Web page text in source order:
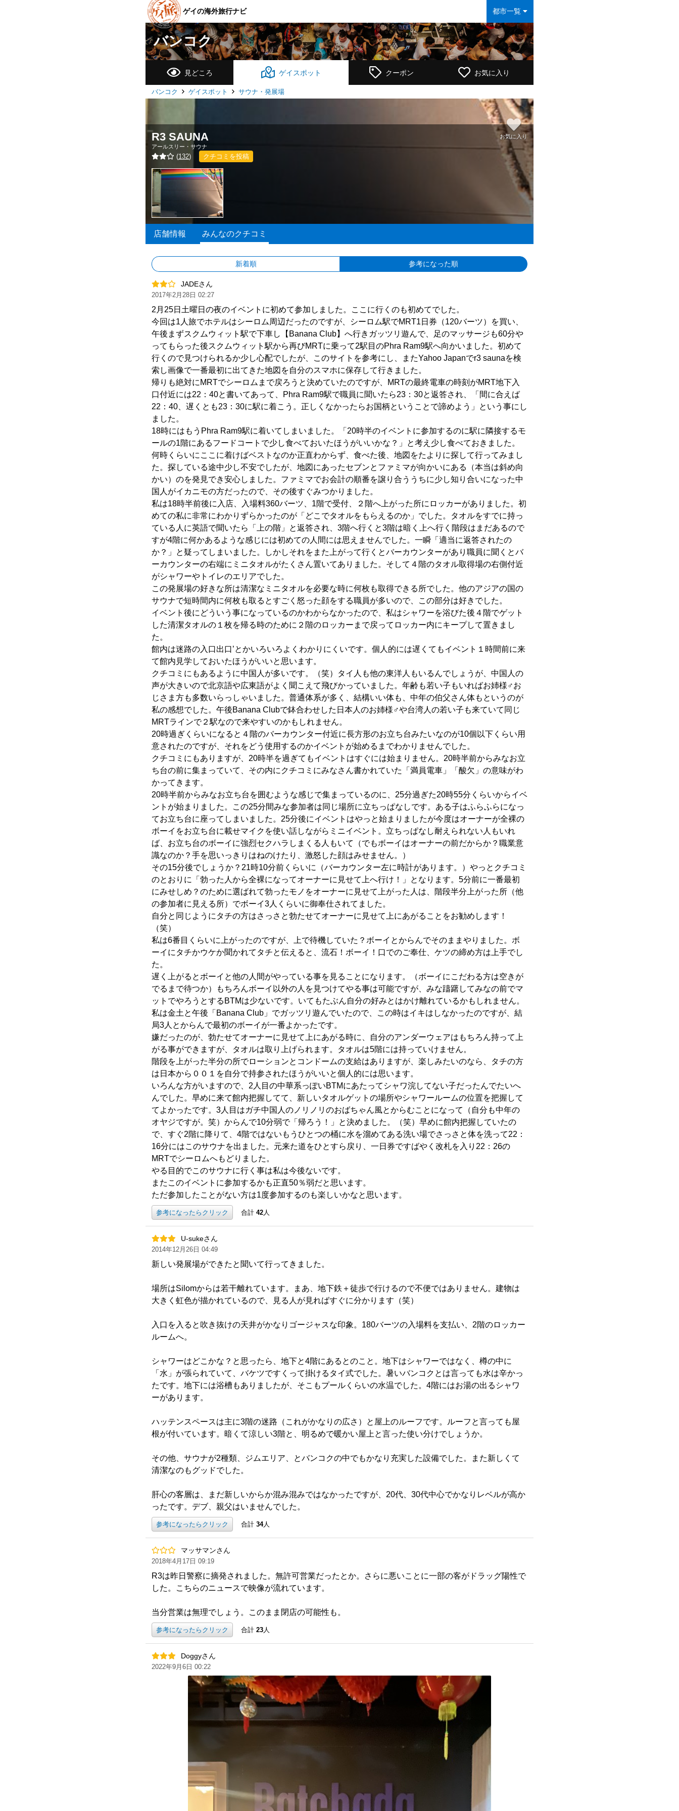
都市一覧
ゲイの海外旅行ナビ
バンコク
見どころ ゲイスポット クーポン お気に入り
バンコク ゲイスポット サウナ・発展場
R3 SAUNA
アールスリー・サウナ
(132) クチコミを投稿
お気に入り
店舗情報 みんなのクチコミ
新着順 参考になった順
JADEさん
2017年2月28日 02:27
2月25日土曜日の夜のイベントに初めて参加しました。ここに行くのも初めてでした。
今回は1人旅でホテルはシーロム周辺だったのですが、シーロム駅でMRT1日券（120バーツ）を買い、
午後まずスクムウィット駅で下車し【Banana Club】へ行きガッツリ遊んで、足のマッサージも60分や
ってもらった後スクムウィット駅から再びMRTに乗って2駅目のPhra Ram9駅へ向かいました。初めて
行くので見つけられるか少し心配でしたが、このサイトを参考にし、またYahoo Japanでr3 saunaを検
索し画像で一番最初に出てきた地図を自分のスマホに保存して行きました。
帰りも絶対にMRTでシーロムまで戻ろうと決めていたのですが、MRTの最終電車の時刻がMRT地下入
口付近には22：40と書いてあって、Phra Ram9駅で職員に聞いたら23：30と返答され、「間に合えば
22：40、遅くとも23：30に駅に着こう。正しくなかったらお国柄ということで諦めよう」という事にし
ました。
18時にはもうPhra Ram9駅に着いてしまいました。「20時半のイベントに参加するのに駅に隣接するモ
ールの1階にあるフードコートで少し食べておいたほうがいいかな？」と考え少し食べておきました。
何時くらいにここに着けばベストなのか正直わからず、食べた後、地図をたよりに探して行ってみまし
た。探している途中少し不安でしたが、地図にあったセブンとファミマが向かいにある（本当は斜め向
かい）のを発見でき安心しました。ファミマでお会計の順番を譲り合ううちに少し知り合いになった中
国人がイカニモの方だったので、その後すぐみつかりました。
私は18時半前後に入店、入場料360バーツ、1階で受付、２階へ上がった所にロッカーがありました。初
めての私に非常にわかりずらかったのが「どこでタオルをもらえるのか」でした。タオルをすでに持っ
ている人に英語で聞いたら「上の階」と返答され、3階へ行くと3階は暗く上へ行く階段はまだあるので
すが4階に何かあるような感じには初めての人間には思えませんでした。一瞬「適当に返答されたの
か？」と疑ってしまいました。しかしそれをまた上がって行くとバーカウンターがあり職員に聞くとバ
ーカウンターの右端にミニタオルがたくさん置いてありました。そして４階のタオル取得場の右側付近
がシャワーやトイレのエリアでした。
この発展場の好きな所は清潔なミニタオルを必要な時に何枚も取得できる所でした。他のアジアの国の
サウナで短時間内に何枚も取るとすごく怒った顔をする職員が多いので、この部分は好きでした。
イベント後にどういう事になっているのかわからなかったので、私はシャワーを浴びた後４階でゲット
した清潔タオルの１枚を帰る時のために２階のロッカーまで戻ってロッカー内にキープして置きまし
た。
館内は迷路の入口出口’とかいろいろよくわかりにくいです。個人的には遅くてもイベント１時間前に来
て館内見学しておいたほうがいいと思います。
クチコミにもあるように中国人が多いです。（笑）タイ人も他の東洋人もいるんでしょうが、中国人の
声が大きいので北京語や広東語がよく聞こえて飛びかっていました。年齢も若い子もいればお姉様♂お
じさま方も多数いらっしゃいました。普通体系が多く、結構いい体も、中年の伯父さん体もというのが
私の感想でした。午後Banana Clubで鉢合わせした日本人のお姉様♂や台湾人の若い子も来ていて同じ
MRTラインで２駅なので来やすいのかもしれません。
20時過ぎくらいになると４階のバーカウンター付近に長方形のお立ち台みたいなのが10個以下くらい用
意されたのですが、それをどう使用するのかイベントが始めるまでわかりませんでした。
クチコミにもありますが、20時半を過ぎてもイベントはすぐには始まりません。20時半前からみなお立
ち台の前に集まっていて、その内にクチコミにみなさん書かれていた「満員電車」「酸欠」の意味がわ
かってきます。
20時半前からみなお立ち台を囲むような感じで集まっているのに、25分過ぎた20時55分くらいからイベ
ントが始まりました。この25分間みな参加者は同じ場所に立ちっぱなしです。ある子はふらふらになっ
てお立ち台に座ってしまいました。25分後にイベントはやっと始まりましたが今度はオーナーが全裸の
ボーイをお立ち台に載せマイクを使い話しながらミニイベント。立ちっぱなし耐えられない人もいれ
ば、お立ち台のボーイに強烈セクハラしまくる人もいて（でもボーイはオーナーの前だからか？職業意
識なのか？手を思いっきりはねのけたり、激怒した顔はみせません。）
その15分後でしょうか？21時10分前くらいに（バーカウンター左に時計があります。）やっとクチコミ
のとおりに「勃った人から全裸になってオーナーに見せて上へ行け！」となります。5分前に一番最初
にみせしめ？のために選ばれて勃ったモノをオーナーに見せて上がった人は、階段半分上がった所（他
の参加者に見える所）でボーイ3人くらいに御奉仕されてました。
自分と同じようにタチの方はさっさと勃たせてオーナーに見せて上にあがることをお勧めします！
（笑）
私は6番目くらいに上がったのですが、上で待機していた？ボーイとからんでそのままやりました。ボ
ーイにタチかウケか聞かれてタチと伝えると、流石！ボーイ！口でのご奉仕、ケツの締め方は上手でし
た。
遅く上がるとボーイと他の人間がやっている事を見ることになります。（ボーイにこだわる方は空きが
でるまで待つか）もちろんボーイ以外の人を見つけてやる事は可能ですが、みな躊躇してみなの前でマ
ットでやろうとするBTMは少ないです。いてもたぶん自分の好みとはかけ離れているかもしれません。
私は金土と午後「Banana Club」でガッツリ遊んでいたので、この時はイキはしなかったのですが、結
局3人とからんで最初のボーイが一番よかったです。
嫌だったのが、勃たせてオーナーに見せて上にあがる時に、自分のアンダーウェアはもちろん持って上
がる事ができますが、タオルは取り上げられます。タオルは5階には持っていけません。
階段を上がった半分の所でローションとコンドームの支給はありますが、楽しみたいのなら、タチの方
は日本から００１を自分で持参されたほうがいいと個人的には思います。
いろんな方がいますので、2人目の中華系っぽいBTMにあたってシャワ浣してない子だったんでたいへ
んでした。早めに来て館内把握してて、新しいタオルゲットの場所やシャワールームの位置を把握して
てよかったです。3人目はガチ中国人のノリノリのおばちゃん風とからむことになって（自分も中年の
オヤジですが。笑）からんで10分弱で「帰ろう！」と決めました。（笑）早めに館内把握していたの
で、すぐ2階に降りて、4階ではないもうひとつの桶に水を溜めてある洗い場でさっさと体を洗って22：
16分にはこのサウナを出ました。元来た道をひとすら戻り、一日券ですばやく改札を入り22：26の
MRTでシーロムへもどりました。
やる目的でこのサウナに行く事は私は今後ないです。
またこのイベントに参加するかも正直50％弱だと思います。
ただ参加したことがない方は1度参加するのも楽しいかなと思います。
参考になったらクリック 合計 42人
U-sukeさん
2014年12月26日 04:49
新しい発展場ができたと聞いて行ってきました。
場所はSilomからは若干離れています。まあ、地下鉄＋徒歩で行けるので不便ではありません。建物は
大きく虹色が描かれているので、見る人が見ればすぐに分かります（笑）
入口を入ると吹き抜けの天井がかなりゴージャスな印象。180バーツの入場料を支払い、2階のロッカー
ルームへ。
シャワーはどこかな？と思ったら、地下と4階にあるとのこと。地下はシャワーではなく、樽の中に
「水」が張られていて、バケツですくって掛けるタイ式でした。暑いバンコクとは言っても水は辛かっ
たです。地下には浴槽もありましたが、そこもプールくらいの水温でした。4階にはお湯の出るシャワ
ーがあります。
ハッテンスペースは主に3階の迷路（これがかなりの広さ）と屋上のルーフです。ルーフと言っても屋
根が付いています。暗くて涼しい3階と、明るめで暖かい屋上と言った使い分けでしょうか。
その他、サウナが2種類、ジムエリア、とバンコクの中でもかなり充実した設備でした。また新しくて
清潔なのもグッドでした。
肝心の客層は、まだ新しいからか混み混みではなかったですが、20代、30代中心でかなりレベルが高か
ったです。デブ、親父はいませんでした。
参考になったらクリック 合計 34人
マッサマンさん
2018年4月17日 09:19
R3は昨日警察に摘発されました。無許可営業だったとか。さらに悪いことに一部の客がドラッグ陽性で
した。こちらのニュースで映像が流れています。
当分営業は無理でしょう。このまま閉店の可能性も。
参考になったらクリック 合計 23人
Doggyさん
2022年9月6日 00:22